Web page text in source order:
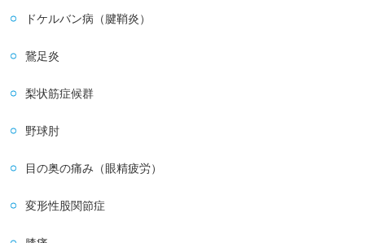
ドケルバン病（腱鞘炎）
鵞足炎
梨状筋症候群
野球肘
目の奥の痛み（眼精疲労）
変形性股関節症